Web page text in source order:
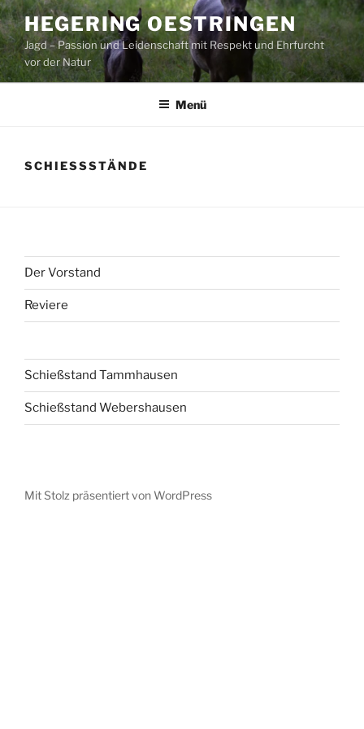
Zum
Inhalt
springen
HEGERING OESTRINGEN
Jagd – Passion und Leidenschaft mit Respekt und Ehrfurcht
vor der Natur
Menü
SCHIESSSTÄNDE
Der Vorstand
Reviere
Schießstand Tammhausen
Schießstand Webershausen
Mit Stolz präsentiert von WordPress